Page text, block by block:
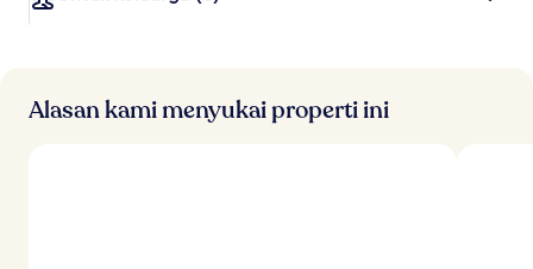
Alasan kami menyukai properti ini